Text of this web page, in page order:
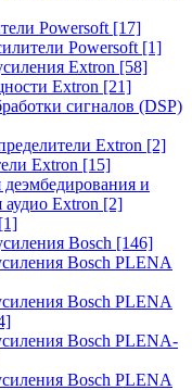
Powersoft [17]
Powersoft [1]
Extron [58]
Extron [21]
сигналов (DSP)
Extron [2]
Extron [15]
деэмбедирования и
аудио Extron [2]
[1]
Bosch [146]
Bosch PLENA
Bosch PLENA
Bosch PLENA-
Bosch PLENA